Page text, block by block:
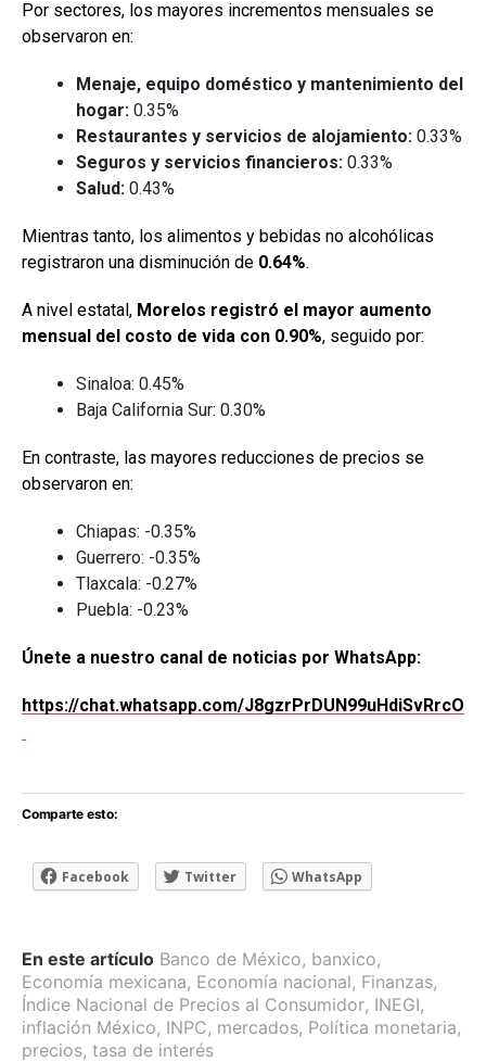
Por sectores, los mayores incrementos mensuales se
observaron en:
Menaje, equipo doméstico y mantenimiento del
hogar: 0.35%
Restaurantes y servicios de alojamiento: 0.33%
Seguros y servicios financieros: 0.33%
Salud: 0.43%
Mientras tanto, los alimentos y bebidas no alcohólicas
registraron una disminución de 0.64%.
A nivel estatal, Morelos registró el mayor aumento
mensual del costo de vida con 0.90%, seguido por:
Sinaloa: 0.45%
Baja California Sur: 0.30%
En contraste, las mayores reducciones de precios se
observaron en:
Chiapas: -0.35%
Guerrero: -0.35%
Tlaxcala: -0.27%
Puebla: -0.23%
Únete a nuestro canal de noticias por WhatsApp:
https://chat.whatsapp.com/J8gzrPrDUN99uHdiSvRrcO
Comparte esto:
Facebook Twitter WhatsApp
En este artículo Banco de México, banxico,
Economía mexicana, Economía nacional, Finanzas,
Índice Nacional de Precios al Consumidor, INEGI,
inflación México, INPC, mercados, Política monetaria,
precios, tasa de interés